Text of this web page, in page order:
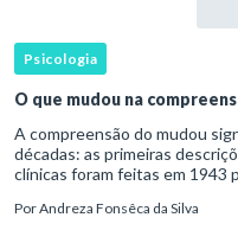
Psicologia
O que mudou na
A compreensão do mudou significativamente ao longo das últimas
décadas: as primeiras
clínicas foram feitas em 1943
PorAndreza Fonsêca da Silva